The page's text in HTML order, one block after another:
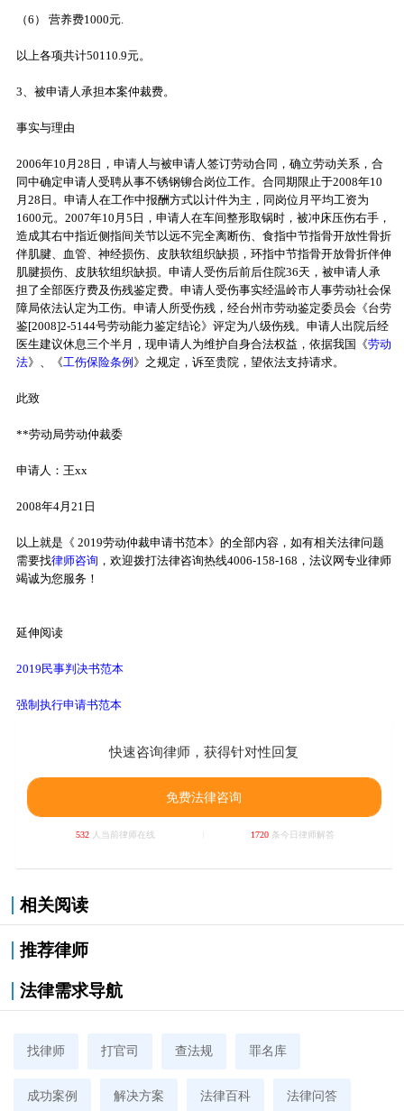
（6） 营养费1000元.
以上各项共计50110.9元。
3、被申请人承担本案仲裁费。
事实与理由
2006年10月28日，申请人与被申请人签订劳动合同，确立劳动关系，合
同中确定申请人受聘从事不锈钢铆合岗位工作。合同期限止于2008年10
月28日。申请人在工作中报酬方式以计件为主，同岗位月平均工资为
1600元。2007年10月5日，申请人在车间整形取锅时，被冲床压伤右手，
造成其右中指近侧指间关节以远不完全离断伤、食指中节指骨开放性骨折
伴肌腱、血管、神经损伤、皮肤软组织缺损，环指中节指骨开放骨折伴伸
肌腱损伤、皮肤软组织缺损。申请人受伤后前后住院36天，被申请人承
担了全部医疗费及伤残鉴定费。申请人受伤事实经温岭市人事劳动社会保
障局依法认定为工伤。申请人所受伤残，经台州市劳动鉴定委员会《台劳
鉴[2008]2-5144号劳动能力鉴定结论》评定为八级伤残。申请人出院后经
医生建议休息三个半月，现申请人为维护自身合法权益，依据我国《劳动
法》、《工伤保险条例》之规定，诉至贵院，望依法支持请求。
此致
**劳动局劳动仲裁委
申请人：王xx
2008年4月21日
以上就是《 2019劳动仲裁申请书范本》的全部内容，如有相关法律问题
需要找律师咨询 ，欢迎拨打法律咨询热线4006-158-168，法议网专业律师
竭诚为您服务！
延伸阅读
2019民事判决书范本
强制执行申请书范本
快速咨询律师，获得针对性回复
免费法律咨询
532 人当前律师在线 1720条今日律师解答
相关阅读
推荐律师
法律需求导航
找律师 打官司 查法规 罪名库
成功案例 解决方案 法律百科 法律问答